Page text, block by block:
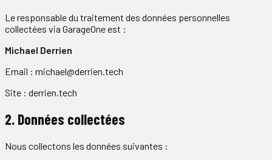
Le responsable du traitement des données personnelles
collectées via GarageOne est :
Michael Derrien
Email : michael@derrien.tech
Site : derrien.tech
2. Données collectées
Nous collectons les données suivantes :